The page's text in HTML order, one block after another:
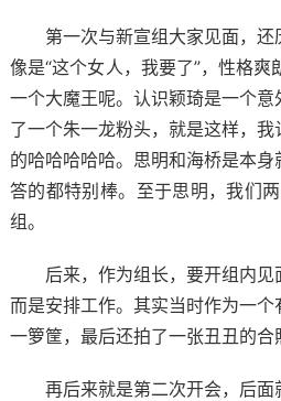
第一次与新宣组大家见面，还
像是“这个女人，我要了”，性格
一个大魔王呢。认识颖琦是一个
了一个朱一龙粉头，就是这样，
的哈哈哈哈哈。思明和海桥是本
答的都特别棒。至于思明，我们
组。
后来，作为组长，要开组内见
而是安排工作。其实当时作为一
一箩筐，最后还拍了一张丑丑的合
再后来就是第二次开会，后面